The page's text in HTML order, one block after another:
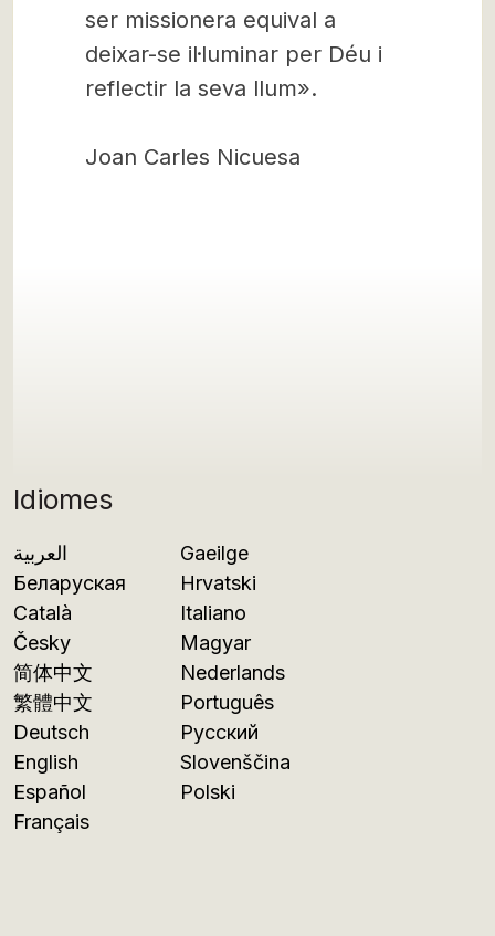
Idiomes
العربية
Беларуская
Català
Česky
简体中文
繁體中文
Deutsch
English
Español
Français
Gaeilge
Hrvatski
Italiano
Magyar
Nederlands
Português
Русский
Slovenščina
Polski
ser missionera equival a
deixar-se il·luminar per Déu i
reflectir la seva llum».
Joan Carles Nicuesa